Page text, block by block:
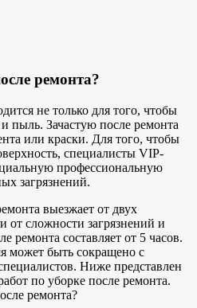
ремонта?
не только для того, чтобы
пыль. Зачастую после ремонта
или краски. Для того, чтобы
специалисты VIP-
профессиональную
загрязнений.
выезжает от двух
от сложности загрязнений и
ремонта составляет от 5 часов.
может быть сокращено с
Ниже представлен
по уборке после ремонта.
ремонта?